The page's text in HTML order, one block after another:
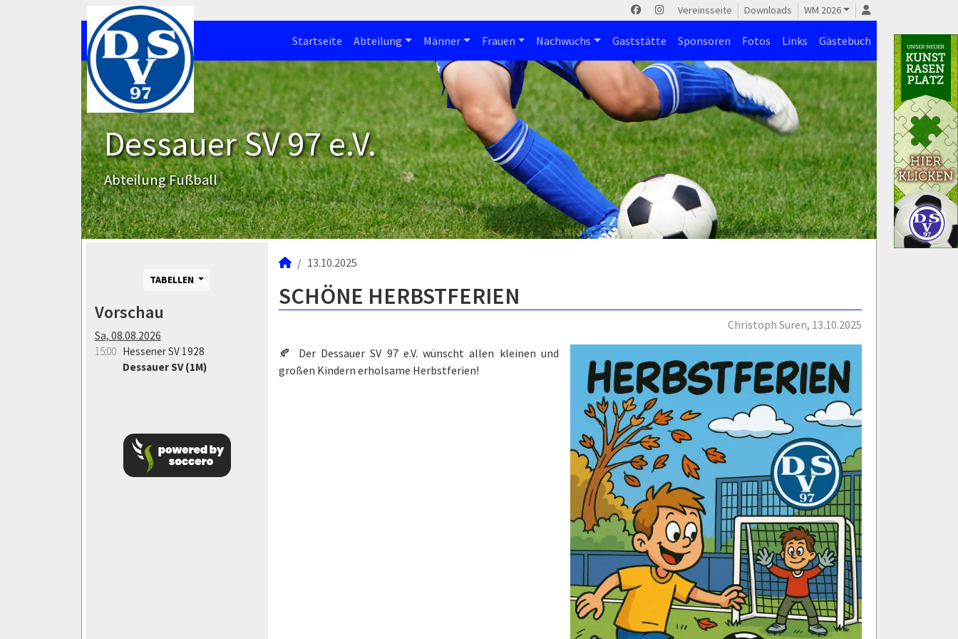
Vereinsseite Downloads WM 2026
Startseite Abteilung Männer Frauen Nachwuchs Gaststätte Sponsoren Fotos Links Gästebuch
Dessauer SV 97 e.V.
Abteilung Fußball
TABELLEN
Vorschau
Sa, 08.08.2026
15:00 Hessener SV 1928
Dessauer SV (1M)
13.10.2025
SCHÖNE HERBSTFERIEN
Christoph Suren, 13.10.2025
🍂 Der Dessauer SV 97 e.V. wünscht allen kleinen und
großen Kindern erholsame Herbstferien!